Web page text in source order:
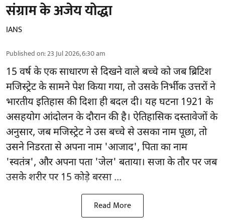
संग्राम के अजेय योद्धा
IANS
Published on:23 Jul 2026, 6:30 am
15 वर्ष के एक साधारण से दिखने वाले बच्चे को जब ब्रिटिश
मजिस्ट्रेट के सामने पेश किया गया, तो उसके निर्भीक उत्तरों ने
भारतीय इतिहास की दिशा ही बदल दी। यह घटना 1921 के
असहयोग आंदोलन के दौरान की है। ऐतिहासिक दस्तावेजों के
अनुसार, जब मजिस्ट्रेट ने उस बच्चे से उसका नाम पूछा, तो
उसने निडरता से अपना नाम 'आजाद', पिता का नाम
'स्वतंत्र', और अपना पता 'जेल' बताया। सजा के तौर पर जब
उसके शरीर पर 15 कोड़े बरसा ...
Read More